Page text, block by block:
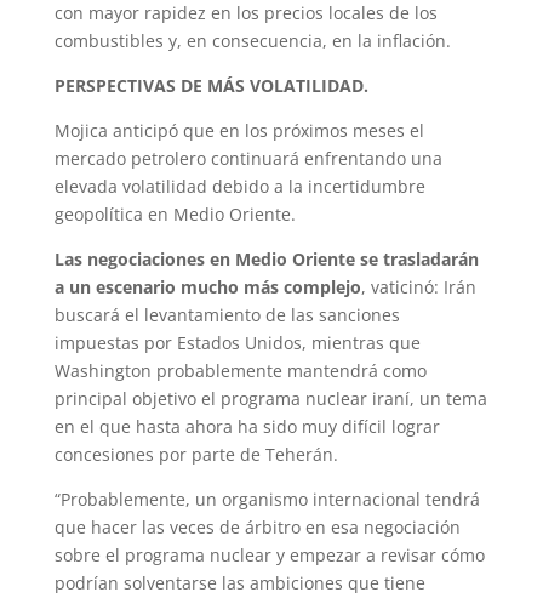
con mayor rapidez en los precios locales de los
combustibles y, en consecuencia, en la inflación.
PERSPECTIVAS DE MÁS VOLATILIDAD.
Mojica anticipó que en los próximos meses el
mercado petrolero continuará enfrentando una
elevada volatilidad debido a la incertidumbre
geopolítica en Medio Oriente.
Las negociaciones en Medio Oriente se trasladarán
a un escenario mucho más complejo, vaticinó: Irán
buscará el levantamiento de las sanciones
impuestas por Estados Unidos, mientras que
Washington probablemente mantendrá como
principal objetivo el programa nuclear iraní, un tema
en el que hasta ahora ha sido muy difícil lograr
concesiones por parte de Teherán.
“Probablemente, un organismo internacional tendrá
que hacer las veces de árbitro en esa negociación
sobre el programa nuclear y empezar a revisar cómo
podrían solventarse las ambiciones que tiene